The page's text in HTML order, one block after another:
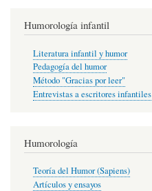
Humorología infantil
Literatura infantil y humor
Pedagogía del humor
Método "Gracias por leer"
Entrevistas a escritores infantiles
Humorología
Teoría del Humor (Sapiens)
Artículos y ensayos